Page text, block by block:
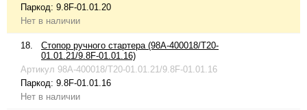
Паркод: 9.8F-01.01.20
Нет в наличии
18.
Стопор ручного стартера (98A-400018/T20-
01.01.21/9.8F-01.01.16)
Артикул 98A-400018/T20-01.01.21/9.8F-01.01.16
Паркод: 9.8F-01.01.16
Нет в наличии